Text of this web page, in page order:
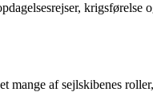
mange af sejlskibenes